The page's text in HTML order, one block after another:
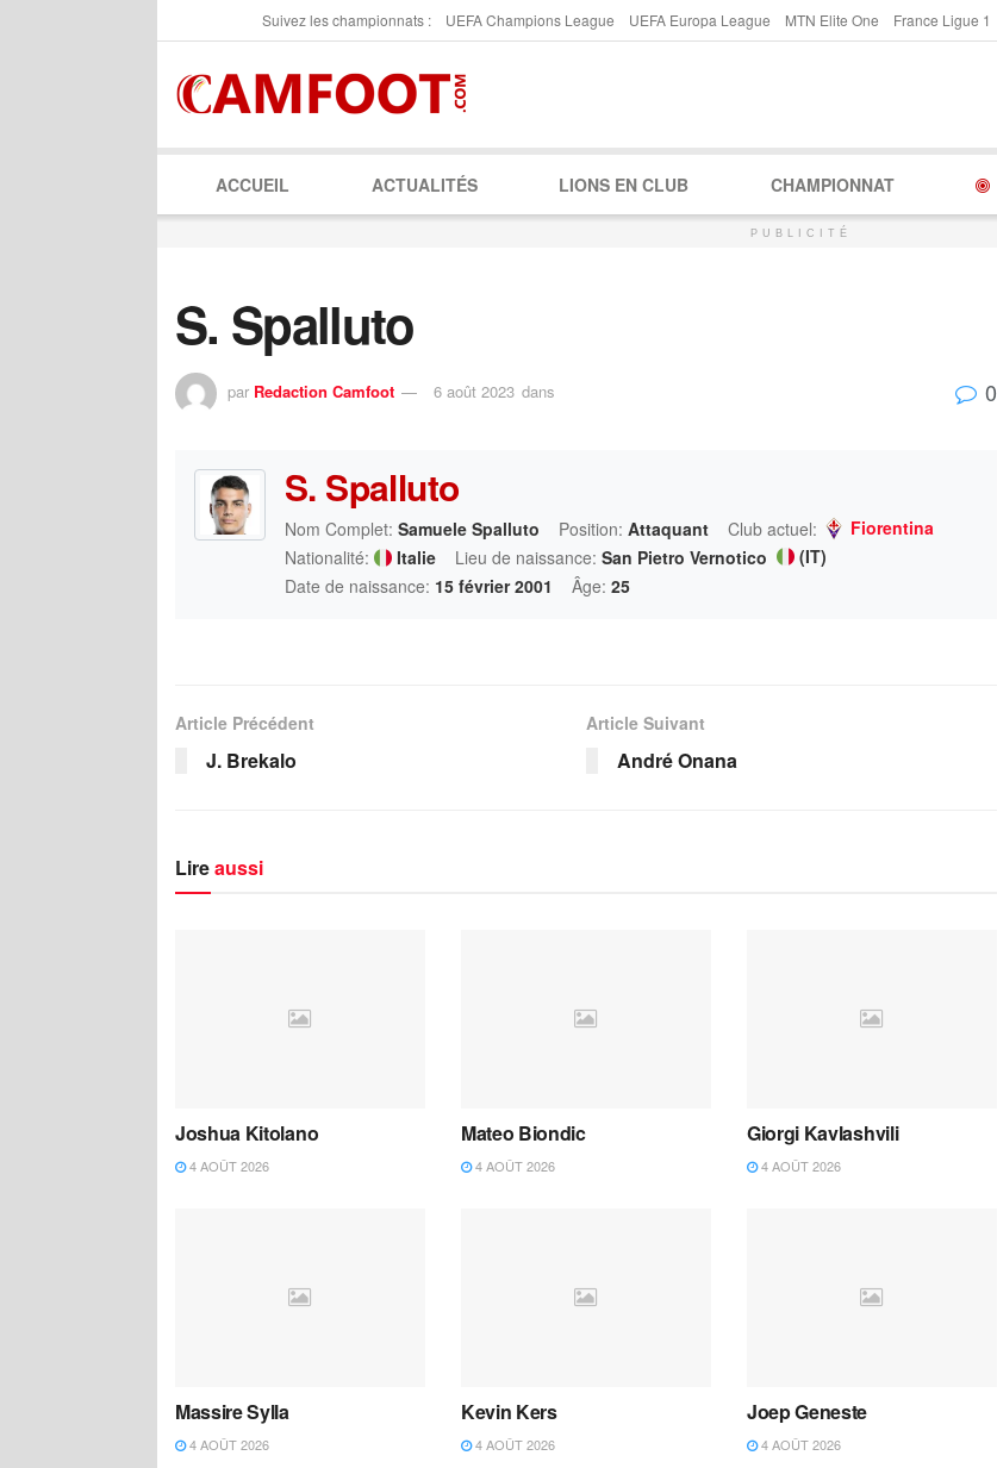
Suivez les championnats : UEFA Champions League UEFA Europa League MTN Elite One France Ligue 1
ACCUEIL ACTUALITÉS LIONS EN CLUB CHAMPIONNAT
PUBLICITÉ
S. Spalluto
par Redaction Camfoot 6 août 2023 dans 0
S. Spalluto
Nom Complet: Samuele Spalluto Position: Attaquant Club actuel:
Fiorentina
Nationalité:
Italie Lieu de naissance: San Pietro Vernotico
(IT)
Date de naissance: 15 février 2001 Âge: 25
Article Précédent
J. Brekalo
Article Suivant
André Onana
Lireaussi
Joshua Kitolano
4 AOÛT 2026
Mateo Biondic
4 AOÛT 2026
Giorgi Kavlashvili
4 AOÛT 2026
Massire Sylla
4 AOÛT 2026
Kevin Kers
4 AOÛT 2026
Joep Geneste
4 AOÛT 2026